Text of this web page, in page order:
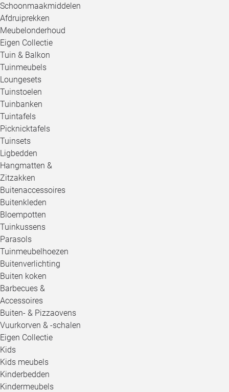
Schoonmaakmiddelen
Afdruiprekken
Meubelonderhoud
Eigen Collectie
Tuin & Balkon
Tuinmeubels
Loungesets
Tuinstoelen
Tuinbanken
Tuintafels
Picknicktafels
Tuinsets
Ligbedden
Hangmatten &
Zitzakken
Buitenaccessoires
Buitenkleden
Bloempotten
Tuinkussens
Parasols
Tuinmeubelhoezen
Buitenverlichting
Buiten koken
Barbecues &
Accessoires
Buiten- & Pizzaovens
Vuurkorven & -schalen
Eigen Collectie
Kids
Kids meubels
Kinderbedden
Kindermeubels